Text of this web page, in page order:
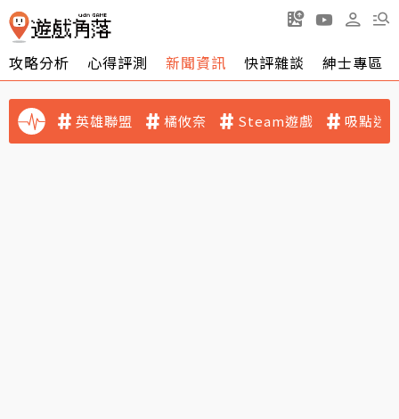
攻略分析 心得評測 新聞資訊 快評雜談 紳士專區
英雄聯盟 橘攸奈 Steam遊戲 吸點迷